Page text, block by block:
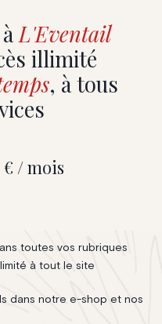
L'Eventail
illimité
, à tous
€ / mois
toutes vos rubriques
à tout le site
dans notre e-shop et nos